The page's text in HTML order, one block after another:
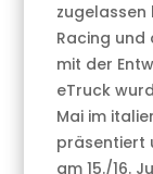
zugelassen
Racing und
mit der
eTruck
Mai im
präsentiert
am 15./16.